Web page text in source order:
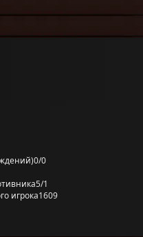
0/0
5/1
игрока1609